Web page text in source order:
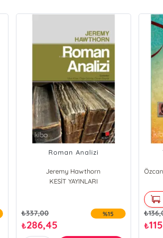
Roman Analizi
Jeremy Hawthorn
KESİT YAYINLARI
₺337,00
₺286,45
%15 ₺
₺